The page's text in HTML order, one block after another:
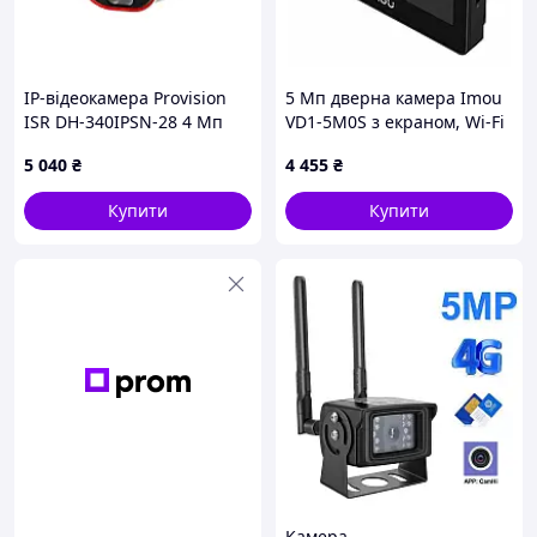
тіла, виявленням перетину лінії, виявленням
IP-відеокамера Provision
ISR DH-340IPSN-28 4 Мп
5 040 ₴
Купити
5 Мп дверна камера Imou
VD1-5M0S з екраном, Wi-Fi
4 455 ₴
Купити